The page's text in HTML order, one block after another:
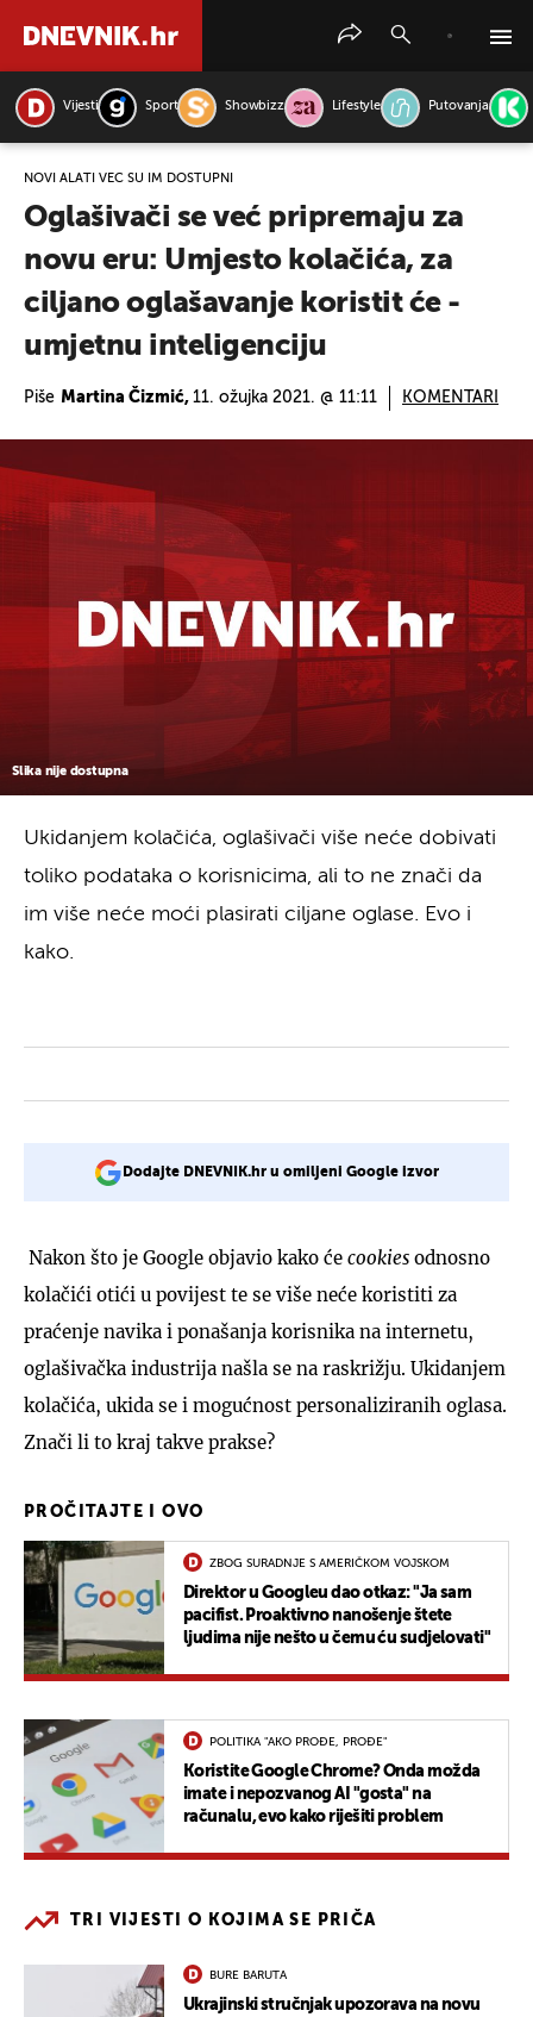
Vijesti Sport Showbizz Lifestyle Putovanja
NOVI ALATI VEĆ SU IM DOSTUPNI
Oglašivači se već pripremaju za
novu eru: Umjesto kolačića, za
ciljano oglašavanje koristit će -
umjetnu inteligenciju
Piše Martina Čizmić, 11. ožujka 2021. @ 11:11 KOMENTARI
Slika nije dostupna
Ukidanjem kolačića, oglašivači više neće dobivati
toliko podataka o korisnicima, ali to ne znači da
im više neće moći plasirati ciljane oglase. Evo i
kako.
Dodajte DNEVNIK.hr u omiljeni Google izvor
Nakon što je Google objavio kako će cookies odnosno
kolačići otići u povijest te se više neće koristiti za
praćenje navika i ponašanja korisnika na internetu,
oglašivačka industrija našla se na raskrižju. Ukidanjem
kolačića, ukida se i mogućnost personaliziranih oglasa.
Znači li to kraj takve prakse?
PROČITAJTE I OVO
ZBOG SURADNJE S AMERIČKOM VOJSKOM
Direktor u Googleu dao otkaz: "Ja sam
pacifist. Proaktivno nanošenje štete
ljudima nije nešto u čemu ću sudjelovati"
POLITIKA "AKO PROĐE, PROĐE"
Koristite Google Chrome? Onda možda
imate i nepozvanog AI "gosta" na
računalu, evo kako riješiti problem
TRI VIJESTI O KOJIMA SE PRIČA
BURE BARUTA
Ukrajinski stručnjak upozorava na novu
PRETRAŽITE VIJESTI